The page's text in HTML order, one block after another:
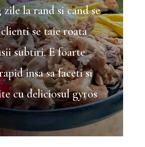
zile la rand si cand se
clienti se taie roata
subtiri. E foarte
insa sa faceti si
cu deliciosul gyros